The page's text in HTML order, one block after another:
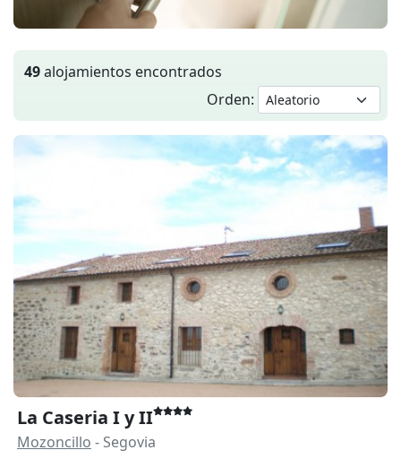
49alojamientos encontrados
Orden:
La Caseria I y II
Mozoncillo - Segovia